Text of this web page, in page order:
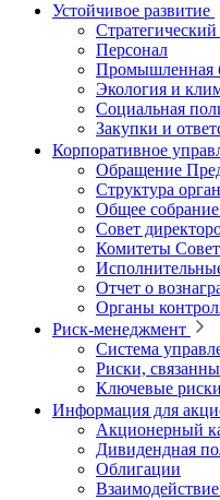
Устойчивое развитие
Персонал
Промышленная
Экология и
Социальная
Закупки и
Корпоративное
Обращение
Структура
Общее
Совет
Комитеты
Отчет о
Органы
Риск-менеджмент
Система
Риски,
Ключевые риски
Информация для
Акционерный
Дивидендная
Облигации